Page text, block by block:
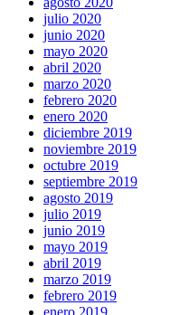
julio 2020
junio 2020
mayo 2020
abril 2020
marzo 2020
febrero 2020
enero 2020
diciembre 2019
noviembre 2019
octubre 2019
septiembre 2019
agosto 2019
julio 2019
junio 2019
mayo 2019
abril 2019
marzo 2019
febrero 2019
enero 2019